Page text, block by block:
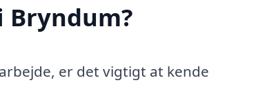
er det vigtigt at kende